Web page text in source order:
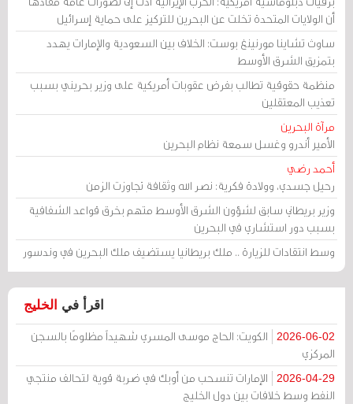
أن الولايات المتحدة تخلت عن البحرين للتركيز على حماية إسرائيل
ساوث تشاينا مورنينغ بوست: الخلاف بين السعودية والإمارات يهدد
بتمزيق الشرق الأوسط
منظمة حقوقية تطالب بفرض عقوبات أمريكية على وزير بحريني بسبب
تعذيب المعتقلين
مرآة البحرين
الأمير أندرو وغسل سمعة نظام البحرين
أحمد رضي
رحيل جسدي، وولادة فكرية: نصر الله وثقافة تجاوزت الزمن
وزير بريطاني سابق لشؤون الشرق الأوسط متهم بخرق قواعد الشفافية
بسبب دور استشاري في البحرين
وسط انتقادات للزيارة .. ملك بريطانيا يستضيف ملك البحرين في وندسور
اقرأ في الخليج
2026-06-02
الكويت: الحاج موسى المسري شهيداً مظلومًا بالسجن
المركزي
2026-04-29
الإمارات تنسحب من أوبك في ضربة قوية لتحالف منتجي
النفط وسط خلافات بين دول الخليج